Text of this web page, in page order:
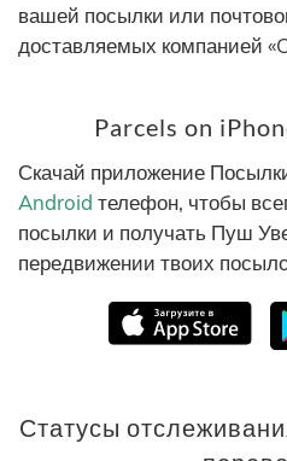
вашей посылки или
доставляемых компанией
Parcels on
Скачай приложение
Android телефон, чтобы
посылки и получать Пуш
передвижении твоих
Статусы